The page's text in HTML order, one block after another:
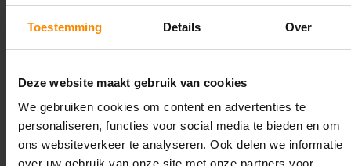
Toestemming Details Over
Deze website maakt gebruik van cookies
We gebruiken cookies om content en advertenties te
personaliseren, functies voor social media te bieden en om
ons websiteverkeer te analyseren. Ook delen we informatie
over uw gebruik van onze site met onze partners voor
Montage uitbesteden?
Laat ons het doen!